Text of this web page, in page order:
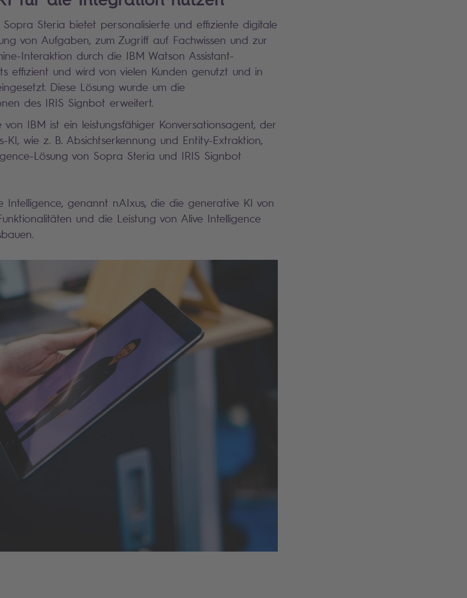
Steria bietet personalisierte und effiziente digitale
von Aufgaben, zum Zugriff auf Fachwissen und zur
Interaktion durch die IBM Watson Assistant-
effizient und wird von vielen Kunden genutzt und in
Diese Lösung wurde um die
des IRIS Signbot erweitert.
von IBM ist ein leistungsfähiger Konversationsagent, der
KI, wie z. B. Absichtserkennung und Entity-Extraktion,
Lösung von Sopra Steria und IRIS Signbot
Intelligence, genannt nAIxus, die die generative KI von
und die Leistung von Alive Intelligence